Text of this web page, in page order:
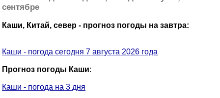
сентябре
Каши, Китай, север - прогноз погоды на завтра:
Каши - погода сегодня 7 августа 2026 года
Прогноз погоды Каши:
Каши - погода на 3 дня